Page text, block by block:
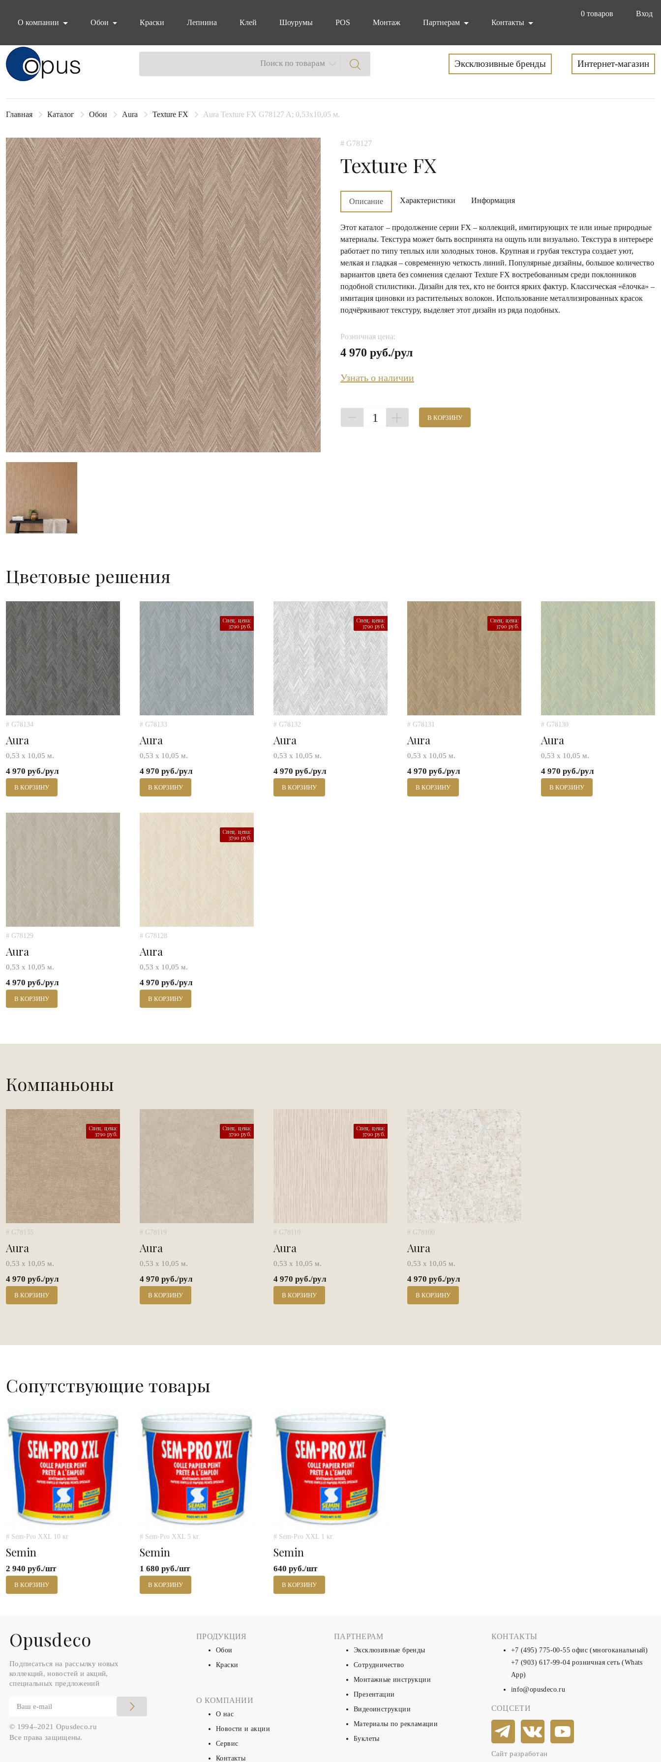
0 товаров
Вход
О компании
Обои Краски Лепнина Клей Шоурумы POS Монтаж Партнерам Контакты
Блок поиска Поиск по товарам Эксклюзивные бренды Интернет-магазин
Главная Каталог Обои Aura Texture FX Aura Texture FX G78127 A; 0,53х10,05 м.
# G78127
Texture FX
Описание Характеристики Информация
Этот каталог – продолжение серии FX – коллекций, имитирующих те или иные природные
материалы. Текстура может быть воспринята на ощупь или визуально. Текстура в интерьере
работает по типу теплых или холодных тонов. Крупная и грубая текстура создает уют,
мелкая и гладкая – современную четкость линий. Популярные дизайны, большое количество
вариантов цвета без сомнения сделают Texture FX востребованным среди поклонников
подобной стилистики. Дизайн для тех, кто не боится ярких фактур. Классическая «ёлочка» –
имитация циновки из растительных волокон. Использование металлизированных красок
подчёркивают текстуру, выделяет этот дизайн из ряда подобных.
Розничная цена:
4 970 руб./рул
Узнать о наличии
1 В КОРЗИНУ
Цветовые решения
# G78134
Aura
0,53 х 10,05 м.
4 970 руб./рул
В КОРЗИНУ
Спец. цена:
3790 руб.
# G78133
Aura
0,53 х 10,05 м.
4 970 руб./рул
В КОРЗИНУ
Спец. цена:
3790 руб.
# G78132
Aura
0,53 х 10,05 м.
4 970 руб./рул
В КОРЗИНУ
Спец. цена:
3790 руб.
# G78131
Aura
0,53 х 10,05 м.
4 970 руб./рул
В КОРЗИНУ
# G78130
Aura
0,53 х 10,05 м.
4 970 руб./рул
В КОРЗИНУ
# G78129
Aura
0,53 х 10,05 м.
4 970 руб./рул
В КОРЗИНУ
Спец. цена:
3790 руб.
# G78128
Aura
0,53 х 10,05 м.
4 970 руб./рул
В КОРЗИНУ
Компаньоны
Спец. цена:
3790 руб.
# G78135
Aura
0,53 х 10,05 м.
4 970 руб./рул
В КОРЗИНУ
Спец. цена:
3790 руб.
# G78119
Aura
0,53 х 10,05 м.
4 970 руб./рул
В КОРЗИНУ
Спец. цена:
3790 руб.
# G78110
Aura
0,53 х 10,05 м.
4 970 руб./рул
В КОРЗИНУ
# G78100
Aura
0,53 х 10,05 м.
4 970 руб./рул
В КОРЗИНУ
Сопутствующие товары
# Sem-Pro XXL 10 кг
Semin
2 940 руб./шт
В КОРЗИНУ
# Sem-Pro XXL 5 кг.
Semin
1 680 руб./шт
В КОРЗИНУ
# Sem-Pro XXL 1 кг.
Semin
640 руб./шт
В КОРЗИНУ
Оpusdeco
Подписаться на рассылку новых
коллекций, новостей и акций,
специальных предложений
© 1994–2021 Opusdeco.ru
Все права защищены.
ПРОДУКЦИЯ
Обои
Краски
О КОМПАНИИ
О нас
Новости и акции
Сервис
Контакты
ПАРТНЕРАМ
Эксклюзивные бренды
Сотрудничество
Монтажные инструкции
Презентации
Видеоинструкции
Материалы по рекламации
Буклеты
КОНТАКТЫ
+7 (495) 775-00-55 офис (многоканальный)
+7 (903) 617-99-04 розничная сеть (Whats
App)
info@opusdeco.ru
СОЦСЕТИ
Сайт разработан